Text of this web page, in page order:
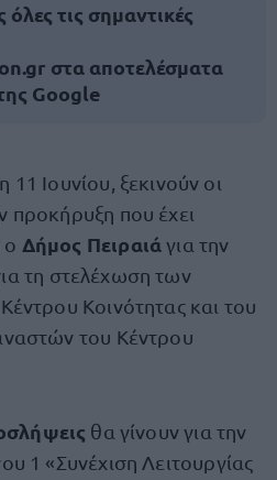
τις σημαντικές
στα αποτελέσματα
Google
11 Ιουνίου, ξεκινούν οι
προκήρυξη που έχει
ο Δήμος Πειραιάγια την
τη στελέχωση των
Κοινότητας και του
του Κέντρου
θα γίνουν για την
1 «Συνέχιση Λειτουργίας